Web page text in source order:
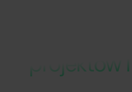
projektów